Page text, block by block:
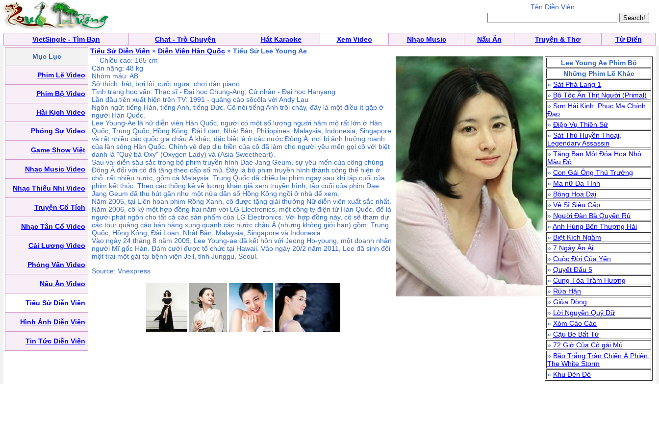
Tên Diễn Viên
VietSingle - Tìm Bạn Chat - Trò Chuyện Hát Karaoke Xem Video Nhạc Music Nấu Ăn Truyện & Thơ Từ Điển
Mục Lục
Phim Lẽ Video
Phim Bộ Video
Hài Kịch Video
Phóng Sự Video
Game Show Việt
Nhạc Music Video
Nhạc Thiếu Nhi Video
Truyện Cổ Tích
Nhạc Tân Cổ Video
Cải Lương Video
Phỏng Vấn Video
Nấu Ăn Video
Tiểu Sử Diễn Viên
Hình Ảnh Diễn Viên
Tin Tức Diễn Viên
Tiểu Sử Diễn Viên » Diễn Viên Hàn Quốc » Tiểu Sử Lee Young Ae
Chiều cao: 165 cm
Cân nặng: 48 kg
Nhóm máu: AB
Sở thích: hát, bơi lội, cưỡi ngựa, chơi đàn piano
Tình trạng học vấn: Thạc sĩ - Đại học Chung-Ang; Cử nhân - Đại học Hanyang
Lần đầu tiên xuất hiện trên TV: 1991 - quảng cáo sôcôla với Andy Lau
Ngôn ngữ: tiếng Hàn, tiếng Anh, tiếng Đức. Cô nói tiếng Anh trôi chảy, đây là một điều ít gặp ở
người Hàn Quốc.
Lee Young-Ae là nữ diễn viên Hàn Quốc, người có một số lượng người hâm mộ rất lớn ở Hàn
Quốc, Trung Quốc, Hồng Kông, Đài Loan, Nhật Bản, Philippines, Malaysia, Indonesia, Singapore
và rất nhiều các quốc gia châu Á khác, đặc biệt là ở các nước Đông Á, nơi bị ảnh hưởng mạnh
của làn sóng Hàn Quốc. Chính vẻ đẹp dịu hiền của cô đã làm cho người yêu mến gọi cô với biệt
danh là "Quý bà Oxy" (Oxygen Lady) và (Asia Sweetheart).
Sau vai diễn sâu sắc trong bộ phim truyền hình Dae Jang Geum, sự yêu mến của công chúng
Đông Á đối với cô đã tăng theo cấp số mũ. Đây là bộ phim truyền hình thành công thể hiện ở
chỗ: rất nhiều nước, gồm cả Malaysia, Trung Quốc đã chiếu lại phim ngay sau khi tập cuối của
phim kết thúc. Theo các thống kê về lượng khán giả xem truyền hình, tập cuối của phim Dae
Jang Geum đã thu hút gần như một nửa dân số Hồng Kông ngồi ở nhà để xem.
Năm 2005, tại Liên hoan phim Rồng Xanh, cô được tặng giải thưởng Nữ diễn viên xuất sắc nhất.
Năm 2006, cô ký một hợp đồng hai năm với LG Electronics, một công ty điện tử Hàn Quốc, để là
người phát ngôn cho tất cả các sản phẩm của LG Electronics. Với hợp đồng này, cô sẽ tham dự
các tour quảng cáo bán hàng xung quanh các nước châu Á (nhưng không giới hạn) gồm: Trung
Quốc, Hồng Kông, Đài Loan, Nhật Bản, Malaysia, Singapore và Indonesia.
Vào ngày 24 tháng 8 năm 2009, Lee Young-ae đã kết hôn với Jeong Ho-young, một doanh nhân
người Mĩ gốc Hàn. Đám cưới được tổ chức tại Hawaii. Vào ngày 20/2 năm 2011, Lee đã sinh đôi
một trai một gái tại bệnh viện Jeil, tỉnh Junggu, Seoul.
Source: Vnexpress
Lee Young Ae Phim Bộ
Những Phim Lẽ Khác
» Sát Phá Lang 1
» Bộ Tộc Ăn Thịt Người (Primal)
» Sơn Hải Kinh: Phục Ma Chính
Đạo
» Điệp Vụ Thiên Sứ
» Sát Thủ Huyền Thoại,
Legendary Assassin
» Tặng Bạn Một Đóa Hoa Nhỏ
Màu Đỏ
» Con Gái Ông Thủ Trưởng
» Ma nữ Đa Tình
» Bông Hoa Dại
» Vệ Sĩ Siêu Cấp
» Người Đàn Bà Quyến Rủ
»Anh Hùng Bến Thượng Hải
» Biệt Kích Ngầm
» 7 Ngày Ân Ái
» Cuộc Đời Của Yến
» Quyết Đấu 5
» Cung Tỏa Trầm Hương
» Rửa Hận
» Giữa Dòng
» Lời Nguyền Quỷ Dữ
» Xóm Cào Cào
» Cậu Bé Bất Tử
» 72 Giờ Của Cô gái Mù
» Bão Trắng Trận Chiến Á Phiện,
The White Storm
» Khu Đèn Đỏ